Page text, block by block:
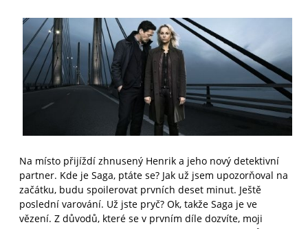
Na místo přijíždí zhnusený Henrik a jeho nový detektivní
partner. Kde je Saga, ptáte se? Jak už jsem upozorňoval na
začátku, budu spoilerovat prvních deset minut. Ještě
poslední varování. Už jste pryč? Ok, takže Saga je ve
vězení. Z důvodů, které se v prvním díle dozvíte, moji